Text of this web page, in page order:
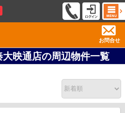
お問合せ
大映通店の周辺物件一覧